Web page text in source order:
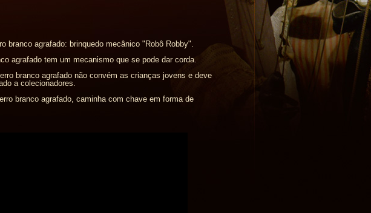
branco agrafado: brinquedo mecânico "Robô Robby".
agrafado tem um mecanismo que se pode dar corda.
branco agrafado não convém as crianças jovens e deve
a colecionadores.
branco agrafado, caminha com chave em forma de